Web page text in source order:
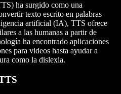
ha surgido como una
texto escrito en palabras
artificial (IA), TTS ofrece
a las humanas a partir de
ha encontrado aplicaciones
para videos hasta ayudar a
como la dislexia.